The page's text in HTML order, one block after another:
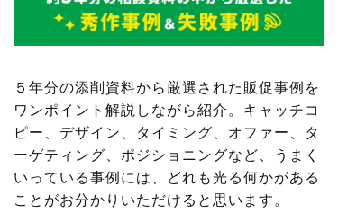
５年分の添削資料から厳選された販促事例を
ワンポイント解説しながら紹介。キャッチコ
ピー、デザイン、タイミング、オファー、タ
ーゲティング、ポジショニングなど、うまく
いっている事例には、どれも光る何かがある
ことがお分かりいただけると思います。